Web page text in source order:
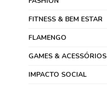
FITNESS & BEM ESTAR
FLAMENGO
GAMES & ACESSÓRIOS
IMPACTO SOCIAL